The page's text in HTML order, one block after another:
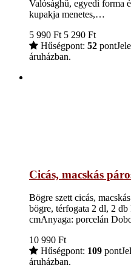
Valósághű, egyedi forma
kupakja menetes,…
5 990 Ft 5 290 Ft
Hűségpont: 52 pont
áruházban.
Cicás, macskás
Bögre szett cicás,
bögre, térfogata 2 dl, 2
cmAnyaga: porcelán
10 990 Ft
Hűségpont: 109 pont
áruházban.